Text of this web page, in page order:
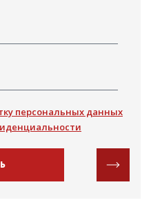
персональных данных